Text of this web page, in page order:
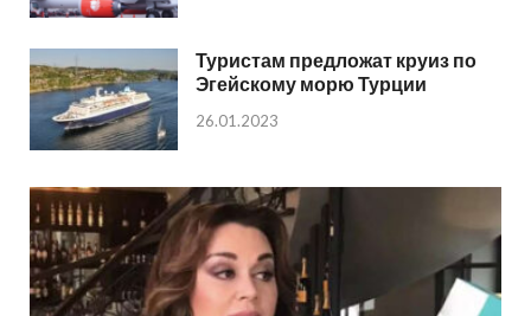
Туристам предложат круиз по
Эгейскому морю Турции
26.01.2023